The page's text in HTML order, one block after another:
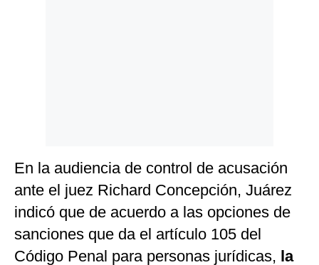
En la audiencia de control de acusación
ante el juez Richard Concepción, Juárez
indicó que de acuerdo a las opciones de
sanciones que da el artículo 105 del
Código Penal para personas jurídicas, la